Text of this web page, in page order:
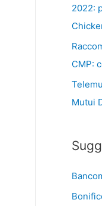
2022:
CMP:
Mutui